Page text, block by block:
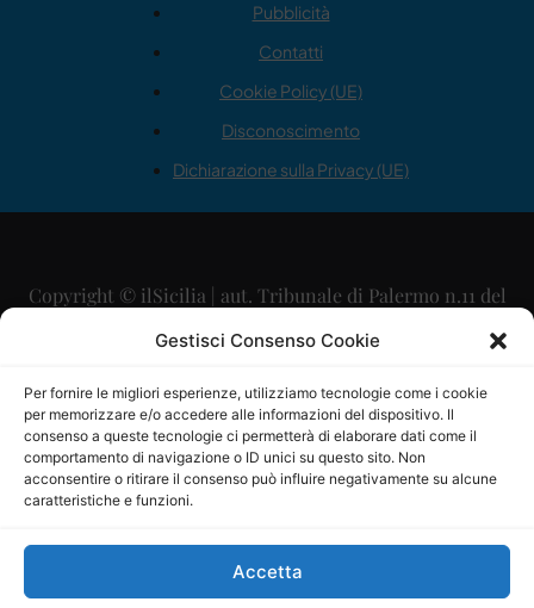
Gestisci Consenso Cookie
Per fornire le migliori esperienze, utilizziamo tecnologie come i cookie
per memorizzare e/o accedere alle informazioni del dispositivo. Il
consenso a queste tecnologie ci permetterà di elaborare dati come il
comportamento di navigazione o ID unici su questo sito. Non
acconsentire o ritirare il consenso può influire negativamente su alcune
caratteristiche e funzioni.
Accetta
Pubblicità
Contatti
Cookie Policy (UE)
Disconoscimento
Dichiarazione sulla Privacy (UE)
Copyright © ilSicilia | aut. Tribunale di Palermo n.11 del
29/09/2015
Direttore Editoriale: Maurizio Scaglione
Direttore Responsabile: Maria Calabrese
P.IVA: 06334930820
Mercurio Comunicazione Società Cooperativa a r.l. è